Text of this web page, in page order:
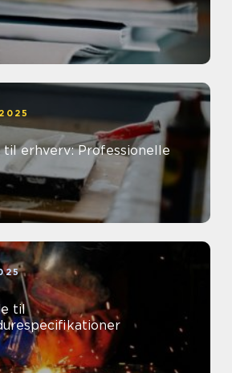
til erhverv: Professionelle
til